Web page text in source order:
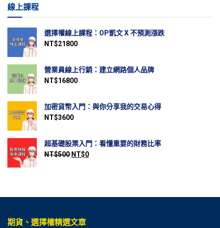
線上課程
選擇權線上課程：OP凱文 X 不預測漲跌
NT$21800
營業員線上行銷：建立網路個人品牌
NT$16800
加密貨幣入門：與你分享我的交易心得
NT$3600
超基礎股票入門：看懂重要的財務比率
NT$500 NT$0
期貨、選擇權精選文章